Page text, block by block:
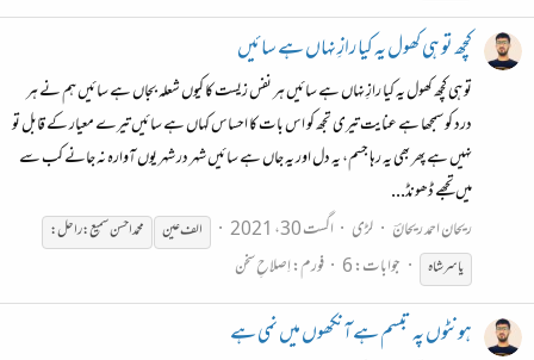
کچھ تو ہی کھول یہ کیا رازِ نہاں ہے سائیں
تو ہی کچھ کھول یہ کیا رازِ نہاں ہے سائیں ہر نفس زیست کا کیوں شعلہ بجاں ہے سائیں ہم نے ہر
درد کو سمجھا ہے عنایت تیری تجھ کو اس بات کا احساس کہاں ہے سائیں تیرے معیار کے قابل تو
نہیں ہے پھر بھی یہ رہا جسم، یہ دل اور یہ جاں ہے سائیں شہر در شہر یوں آوارہ نہ جانے کب سے
میں تجھے ڈھونڈ...
ریحان احمد ریحانؔ
لڑی اگست 30، 2021 الف عین
محمّد احسن سمیع :راحل:
یاسرشاہ جوابات: 6 فورم:اِصلاحِ سخن
ہونٹوں پہ تبسم ہے آنکھوں میں نمی ہے